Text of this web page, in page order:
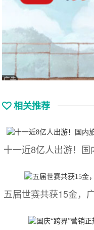
相关推荐
十一近8亿人出游！
五届世赛共获15金，